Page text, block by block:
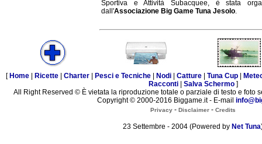
Sportiva e Attività Subacquee, è stata
dall'Associazione Big Game Tuna Jesolo
[ Home Ricette Charter Pesci e Tecniche Nodi Catture Tuna Cup
Racconti| Salva Schermo]
All Right Reserved © È vietata la riproduzione totale o parziale di testo e foto
Copyright © 2000-2016 Biggame.it - E-mail
Privacy - Disclaimer - Credits
23 Settembre - 2004 (Powered by Net Tuna